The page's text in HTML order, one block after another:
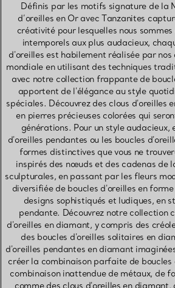
Définis par les motifs signature de la
d’oreilles en Or avec Tanzanites
créativité pour lesquelles nous sommes
intemporels aux plus audacieux,
d'oreilles est habilement réalisée par
mondiale en utilisant des techniques
avec notre collection frappante de
apportent de l'élégance au style
spéciales. Découvrez des clous d'oreilles
en pierres précieuses colorées qui
générations. Pour un style audacieux,
d'oreilles pendantes ou les boucles
formes distinctives que vous ne
inspirés des nœuds et des cadenas de
sculpturales, en passant par les fleurs
diversifiée de boucles d'oreilles en
designs sophistiqués et ludiques, en
pendante. Découvrez notre collection
d'oreilles en diamant, y compris des
des boucles d'oreilles solitaires en
d'oreilles pendantes en diamant
créer la combinaison parfaite de boucles
combinaison inattendue de métaux, de
comme des clous d'oreilles en diamant,